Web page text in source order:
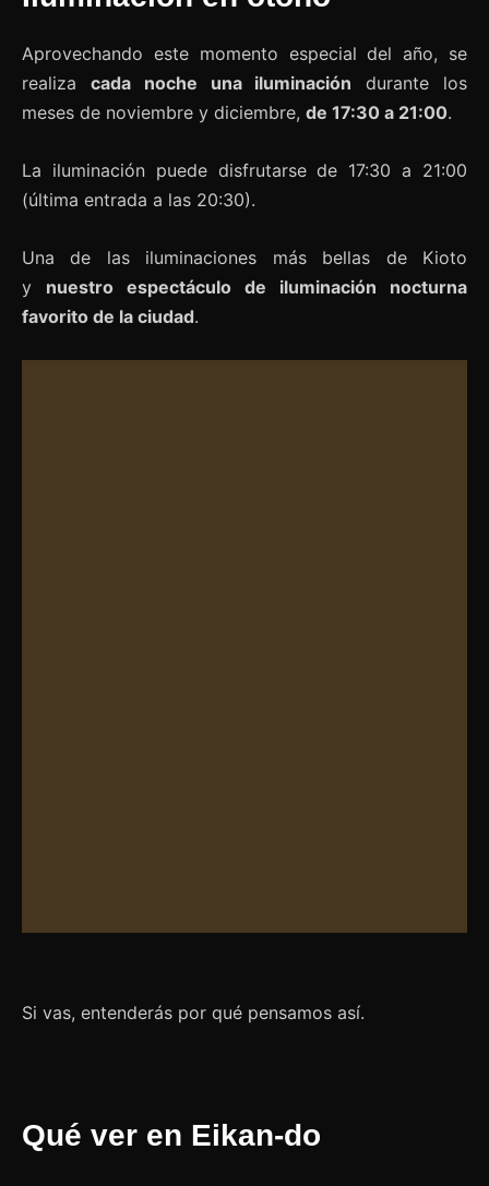
Aprovechando este momento especial del año, se
realiza cada noche una iluminación durante los
meses de noviembre y diciembre, de 17:30 a 21:00.
La iluminación puede disfrutarse de 17:30 a 21:00
(última entrada a las 20:30).
Una de las iluminaciones más bellas de Kioto
y nuestro espectáculo de iluminación nocturna
favorito de la ciudad.
Si vas, entenderás por qué pensamos así.
Qué ver en Eikan-do